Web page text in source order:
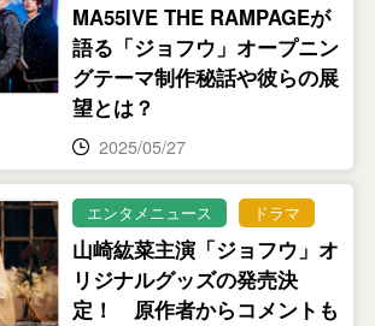
MA55IVE THE RAMPAGEが
語る「ジョフウ」オープニン
グテーマ制作秘話や彼らの展
望とは？
2025/05/27
エンタメニュース ドラマ
山崎紘菜主演「ジョフウ」オ
リジナルグッズの発売決
定！ 原作者からコメントも